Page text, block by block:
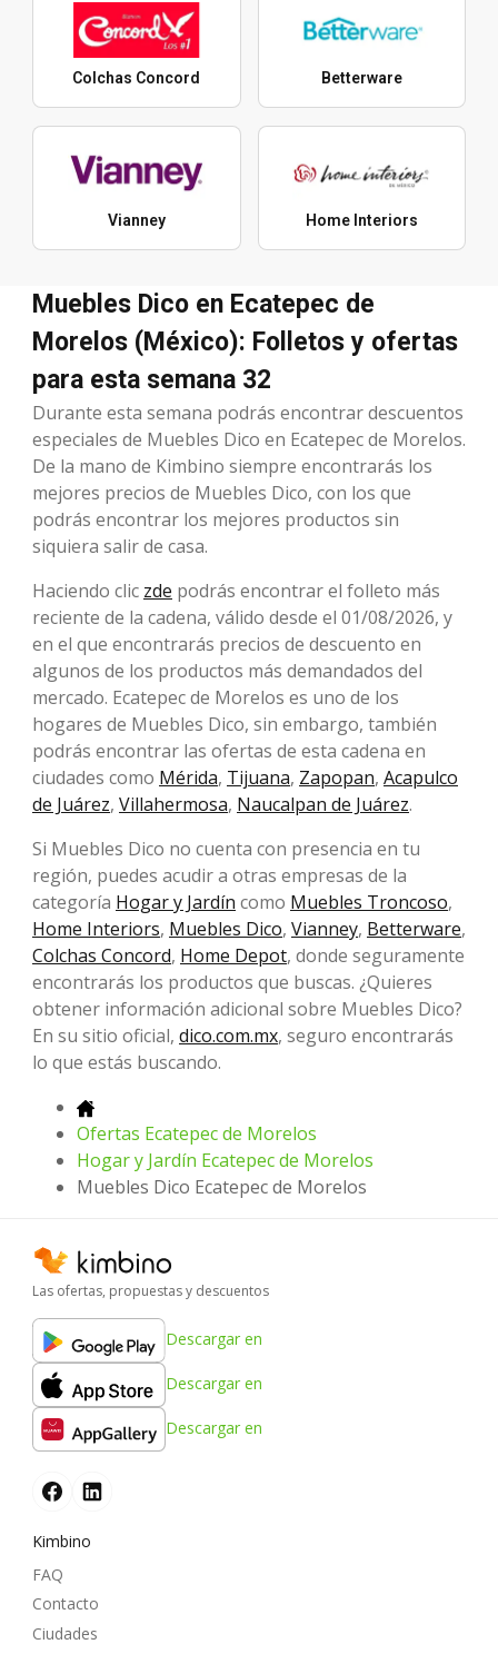
Colchas Concord Betterware
Vianney Home Interiors
Muebles Dico en Ecatepec de
Morelos (México): Folletos y ofertas
para esta semana 32
Durante esta semana podrás encontrar descuentos
especiales de Muebles Dico en Ecatepec de Morelos.
De la mano de Kimbino siempre encontrarás los
mejores precios de Muebles Dico, con los que
podrás encontrar los mejores productos sin
siquiera salir de casa.
Haciendo clic zde podrás encontrar el folleto más
reciente de la cadena, válido desde el 01/08/2026, y
en el que encontrarás precios de descuento en
algunos de los productos más demandados del
mercado. Ecatepec de Morelos es uno de los
hogares de Muebles Dico, sin embargo, también
podrás encontrar las ofertas de esta cadena en
ciudades como Mérida, Tijuana, Zapopan, Acapulco
de Juárez, Villahermosa, Naucalpan de Juárez.
Si Muebles Dico no cuenta con presencia en tu
región, puedes acudir a otras empresas de la
categoría Hogar y Jardín como Muebles Troncoso,
Home Interiors, Muebles Dico, Vianney, Betterware,
Colchas Concord, Home Depot, donde seguramente
encontrarás los productos que buscas. ¿Quieres
obtener información adicional sobre Muebles Dico?
En su sitio oficial, dico.com.mx, seguro encontrarás
lo que estás buscando.
Ofertas Ecatepec de Morelos
Hogar y Jardín Ecatepec de Morelos
Muebles Dico Ecatepec de Morelos
Las ofertas, propuestas y descuentos
Descargar en
Descargar en
Descargar en
Kimbino
FAQ
Contacto
Ciudades